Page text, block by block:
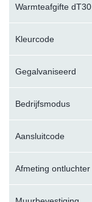
Warmteafgifte dT30
Kleurcode
Gegalvaniseerd
Bedrijfsmodus
Aansluitcode
Afmeting ontluchter